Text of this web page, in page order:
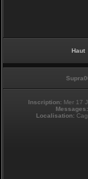
Haut
Inscription: Mer 17
Messages:
Localisation: